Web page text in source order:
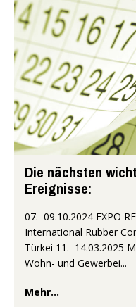
Die nächsten
Ereignisse:
07.–09.10.2024 EXPO
International Rubber
Türkei 11.–14.03.2025
Wohn- und Gewerbei...
Mehr...